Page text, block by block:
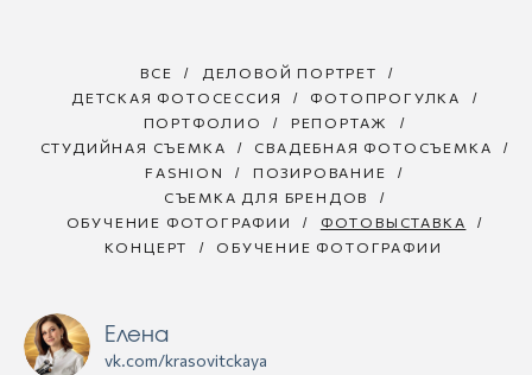
ВСЕ
ДЕЛОВОЙ ПОРТРЕТ
ДЕТСКАЯ ФОТОСЕССИЯ
ФОТОПРОГУЛКА
ПОРТФОЛИО
РЕПОРТАЖ
СТУДИЙНАЯ СЪЕМКА
СВАДЕБНАЯ ФОТОСЪЕМКА
FASHION
ПОЗИРОВАНИЕ
СЪЕМКА ДЛЯ БРЕНДОВ
ОБУЧЕНИЕ ФОТОГРАФИИ
ФОТОВЫСТАВКА
КОНЦЕРТ
ОБУЧЕНИЕ ФОТОГРАФИИ
Елена
vk.com/krasovitckaya